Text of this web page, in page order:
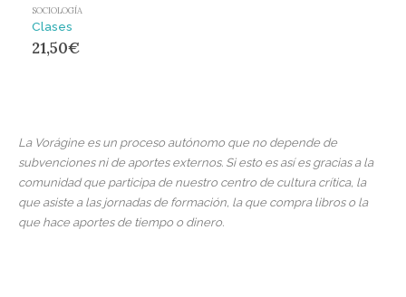
SOCIOLOGÍA
Clases
21,50€
La Vorágine es un proceso autónomo que no depende de
subvenciones ni de aportes externos. Si esto es así es gracias a la
comunidad que participa de nuestro centro de cultura crítica, la
que asiste a las jornadas de formación, la que compra libros o la
que hace aportes de tiempo o dinero.